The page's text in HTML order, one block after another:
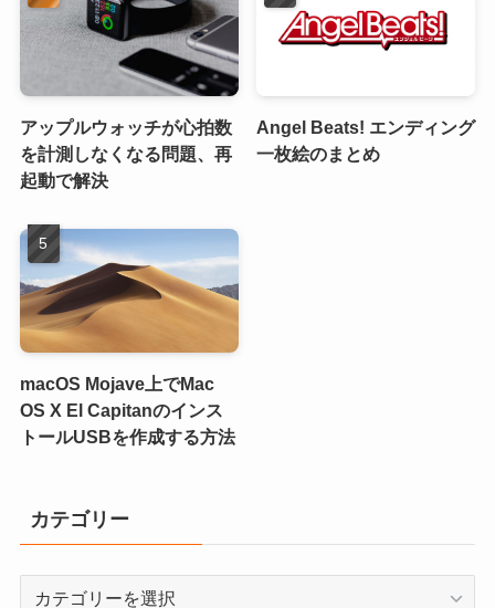
アップルウォッチが心拍数
を計測しなくなる問題、再
起動で解決
Angel Beats! エンディング
一枚絵のまとめ
macOS Mojave上でMac
OS X El Capitanのインス
トールUSBを作成する方法
カテゴリー